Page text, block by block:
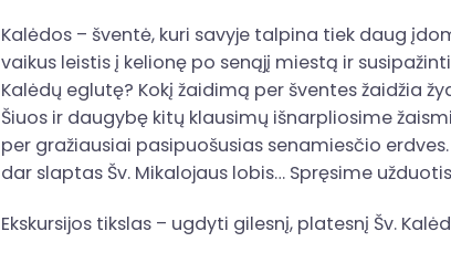
Kalėdos – šventė, kuri savyje talpina tiek daug
vaikus leistis į kelionę po senąjį miestą ir
Kalėdų eglutę? Kokį žaidimą per šventes žaidžia
Šiuos ir daugybę kitų klausimų išnarpliosime
per gražiausiai pasipuošusias senamiesčio
dar slaptas Šv. Mikalojaus lobis… Spręsime
Ekskursijos tikslas – ugdyti gilesnį, platesnį Šv.